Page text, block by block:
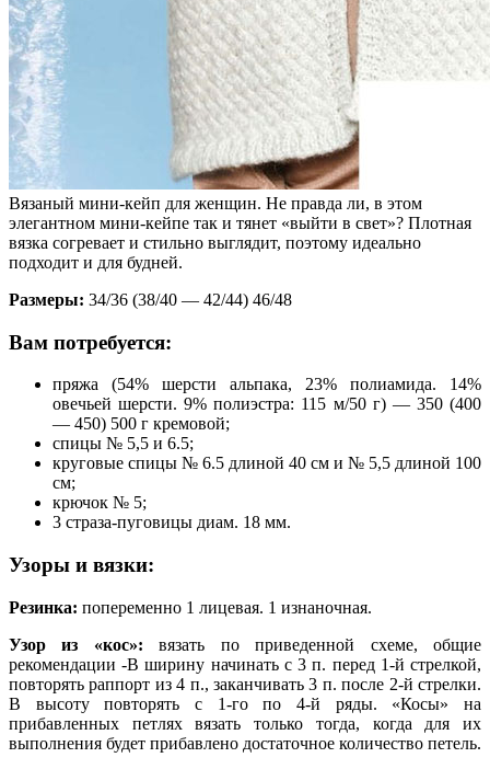
Вязаный мини-кейп для женщин. Не правда ли, в этом
элегантном мини-кейпе так и тянет «выйти в свет»? Плотная
вязка согревает и стильно выглядит, поэтому идеально
подходит и для будней.
Размеры: 34/36 (38/40 — 42/44) 46/48
Вам потребуется:
пряжа (54% шерсти альпака, 23% полиамида. 14%
овечьей шерсти. 9% полиэстра: 115 м/50 г) — 350 (400
— 450) 500 г кремовой;
спицы № 5,5 и 6.5;
круговые спицы № 6.5 длиной 40 см и № 5,5 длиной 100
см;
крючок № 5;
3 страза-пуговицы диам. 18 мм.
Узоры и вязки:
Резинка: попеременно 1 лицевая. 1 изнаночная.
Узор из «кос»: вязать по приведенной схеме, общие
рекомендации -В ширину начинать с 3 п. перед 1-й стрелкой,
повторять раппорт из 4 п., заканчивать 3 п. после 2-й стрелки.
В высоту повторять с 1-го по 4-й ряды. «Косы» на
прибавленных петлях вязать только тогда, когда для их
выполнения будет прибавлено достаточное количество петель.